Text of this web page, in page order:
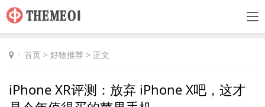
首页 > 好物推荐 > 正文
iPhone XR评测：放弃 iPhone X吧，这才